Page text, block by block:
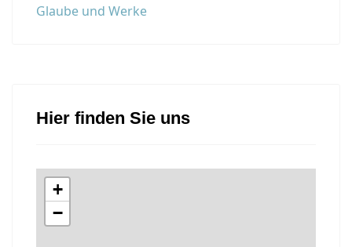
Glaube und Werke
Hier finden Sie uns
+
−